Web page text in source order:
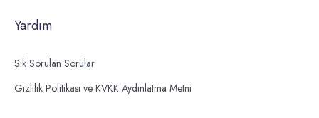
Yardım
Sık Sorulan Sorular
Gizlilik Politikası ve KVKK Aydınlatma Metni